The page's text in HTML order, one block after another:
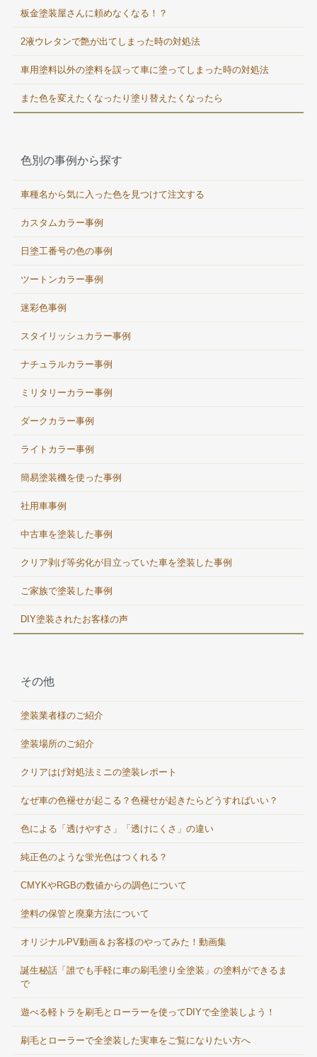
板金塗装屋さんに頼めなくなる！？
2液ウレタンで艶が出てしまった時の対処法
車用塗料以外の塗料を誤って車に塗ってしまった時の対処法
また色を変えたくなったり塗り替えたくなったら
色別の事例から探す
車種名から気に入った色を見つけて注文する
カスタムカラー事例
日塗工番号の色の事例
ツートンカラー事例
迷彩色事例
スタイリッシュカラー事例
ナチュラルカラー事例
ミリタリーカラー事例
ダークカラー事例
ライトカラー事例
簡易塗装機を使った事例
社用車事例
中古車を塗装した事例
クリア剥げ等劣化が目立っていた車を塗装した事例
ご家族で塗装した事例
DIY塗装されたお客様の声
その他
塗装業者様のご紹介
塗装場所のご紹介
クリアはげ対処法ミニの塗装レポート
なぜ車の色褪せが起こる？色褪せが起きたらどうすればいい？
色による「透けやすさ」「透けにくさ」の違い
純正色のような蛍光色はつくれる？
CMYKやRGBの数値からの調色について
塗料の保管と廃棄方法について
オリジナルPV動画＆お客様のやってみた！動画集
誕生秘話「誰でも手軽に車の刷毛塗り全塗装」の塗料ができるま
で
遊べる軽トラを刷毛とローラーを使ってDIYで全塗装しよう！
刷毛とローラーで全塗装した実車をご覧になりたい方へ